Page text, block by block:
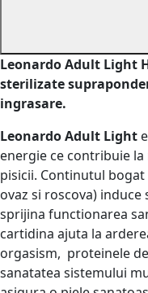
Leonardo Adult Light
sterilizate
ingrasare.
Leonardo Adult Light
energie ce contribuie
pisicii. Continutul
ovaz si roscova)
sprijina functionarea
cartidina ajuta la
orgasism, proteinele
sanatatea sistemului